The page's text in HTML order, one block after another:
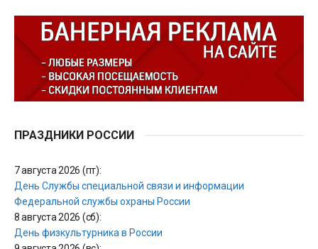
ПРАЗДНИКИ РОССИИ
7 августа 2026 (пт):
День Службы специальной связи и информации
Федеральной службы охраны России
8 августа 2026 (сб):
День физкультурника в России